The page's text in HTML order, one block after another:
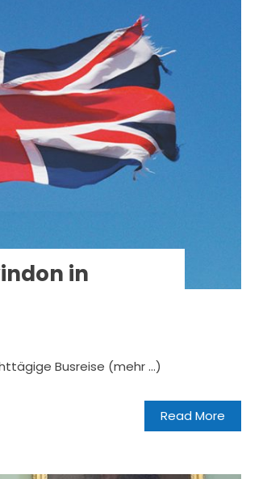
in
Busreise (mehr …)
Read More